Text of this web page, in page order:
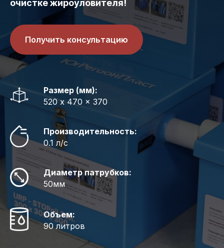
очистке жироуловителя!
Получить консультацию
Размер (мм):
520 x 470 x 370
Производительность:
0.1 л/с
Диаметр патрубков:
50мм
Объем:
90 литров